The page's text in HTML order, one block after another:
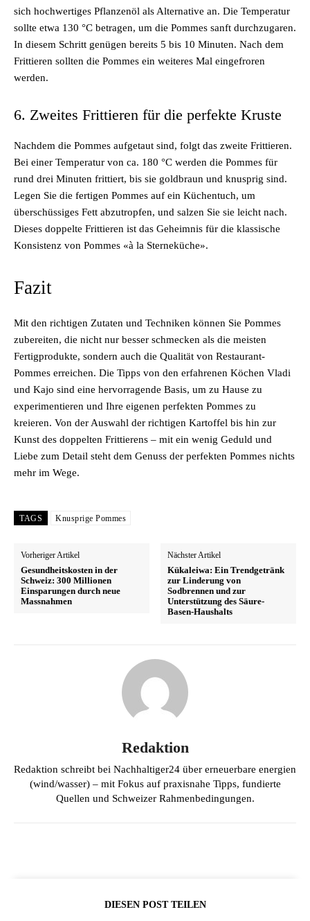
sich hochwertiges Pflanzenöl als Alternative an. Die Temperatur
sollte etwa 130 °C betragen, um die Pommes sanft durchzugaren.
In diesem Schritt genügen bereits 5 bis 10 Minuten. Nach dem
Frittieren sollten die Pommes ein weiteres Mal eingefroren
werden.
6. Zweites Frittieren für die perfekte Kruste
Nachdem die Pommes aufgetaut sind, folgt das zweite Frittieren.
Bei einer Temperatur von ca. 180 °C werden die Pommes für
rund drei Minuten frittiert, bis sie goldbraun und knusprig sind.
Legen Sie die fertigen Pommes auf ein Küchentuch, um
überschüssiges Fett abzutropfen, und salzen Sie sie leicht nach.
Dieses doppelte Frittieren ist das Geheimnis für die klassische
Konsistenz von Pommes «à la Sterneküche».
Fazit
Mit den richtigen Zutaten und Techniken können Sie Pommes
zubereiten, die nicht nur besser schmecken als die meisten
Fertigprodukte, sondern auch die Qualität von Restaurant-
Pommes erreichen. Die Tipps von den erfahrenen Köchen Vladi
und Kajo sind eine hervorragende Basis, um zu Hause zu
experimentieren und Ihre eigenen perfekten Pommes zu
kreieren. Von der Auswahl der richtigen Kartoffel bis hin zur
Kunst des doppelten Frittierens – mit ein wenig Geduld und
Liebe zum Detail steht dem Genuss der perfekten Pommes nichts
mehr im Wege.
TAGS Knusprige Pommes
Vorheriger Artikel
Gesundheitskosten in der
Schweiz: 300 Millionen
Einsparungen durch neue
Massnahmen
Nächster Artikel
Kükaleiwa: Ein Trendgetränk
zur Linderung von
Sodbrennen und zur
Unterstützung des Säure-
Basen-Haushalts
Redaktion
Redaktion schreibt bei Nachhaltiger24 über erneuerbare energien
(wind/wasser) – mit Fokus auf praxisnahe Tipps, fundierte
Quellen und Schweizer Rahmenbedingungen.
DIESEN POST TEILEN